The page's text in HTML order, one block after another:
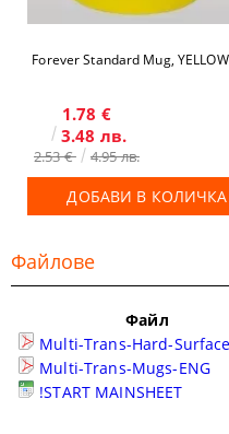
Forever Standard Mug, YELLOW
1.78 €
3.48 лв.
2.53 € 4.95 лв.
ДОБАВИ В КОЛИЧКА
Файлове
Файл
Multi-Trans-Hard-
Multi-Trans-Mugs-ENG
!START MAINSHEET